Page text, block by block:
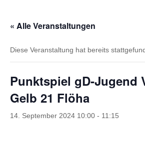
« Alle Veranstaltungen
Diese Veranstaltung hat bereits
Punktspiel gD-Jugend
Gelb 21 Flöha
14. September 2024 10:00 - 11:15